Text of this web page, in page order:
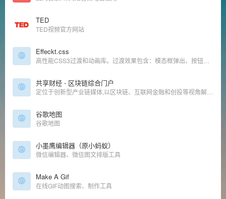
TED
TED视频官方网站
Effeckt.css
共享财经 - 区块链综合门户
谷歌地图
谷歌地图
小墨鹰编辑器（原小蚂蚁）
微信编辑器、微信图文排版工具
Make A Gif
在线GIF动图搜索、制作工具